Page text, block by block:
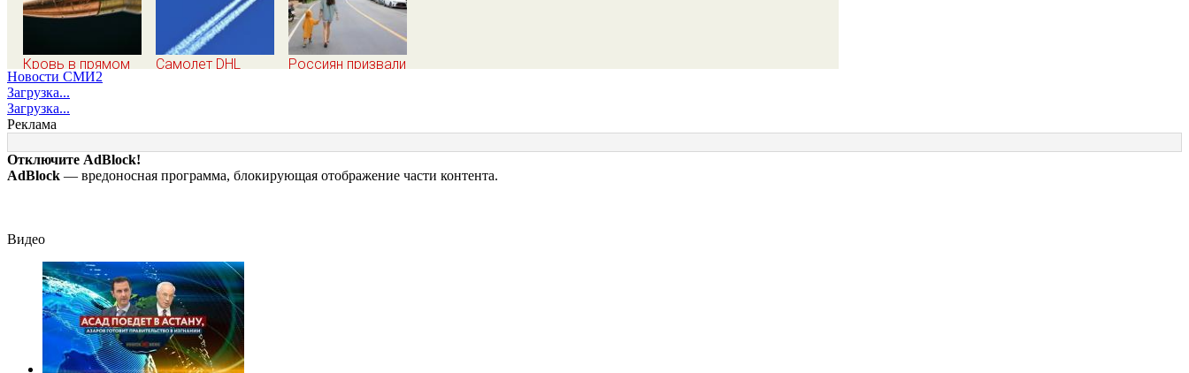
Кровь в прямом
эфире: популярного
тиктокера
застрелили у
ресторана
Самолет DHL
Лейпцигом -
Новости на Вести.ru
Россиян призвали
Новости СМИ2
Загрузка...
Загрузка...
Реклама
Отключите AdBlock!
AdBlock — вредоносная программа, блокирующая отображение части контента.
Видео